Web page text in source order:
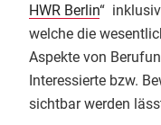
HWR Berlin“
welche die
Aspekte von
Interessierte bzw.
sichtbar werden